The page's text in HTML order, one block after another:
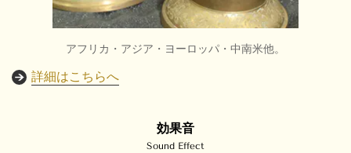
アフリカ・アジア・ヨーロッパ・中南米他。
詳細はこちらへ
効果音
Sound Effect